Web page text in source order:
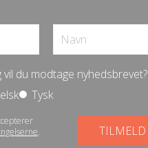
vil du modtage nyhedsbrevet?
Tysk
.